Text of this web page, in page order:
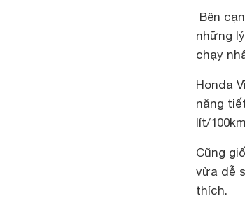
Bên
những
chạy
Honda
năng
lít/
Cũng
vừa dễ
thích.